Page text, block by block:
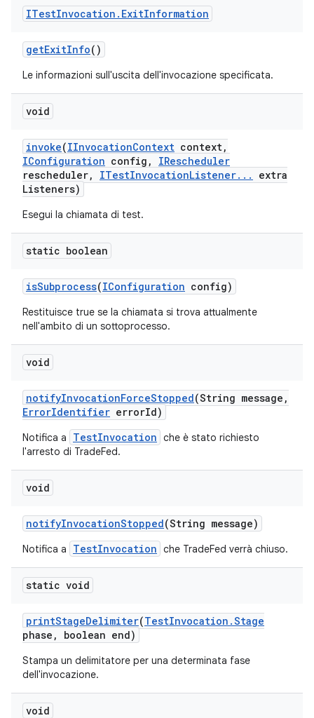
ITestInvocation . ExitInformation
getExitInfo()
Le informazioni sull'uscita dell'invocazione specificata.
void
invoke(IInvocationContext context,
IConfiguration config ,
IRescheduler
rescheduler, ITestInvocationListener. . .
extra
Listeners)
Esegui la chiamata di test.
static boolean
isSubprocess(IConfiguration config)
Restituisce true se la chiamata si trova attualmente
nell'ambito di un sottoprocesso.
void
notifyInvocationForceStopped(String message ,
ErrorIdentifier errorId)
Notifica a TestInvocation che è stato richiesto
l'arresto di TradeFed.
void
notifyInvocationStopped(String message)
Notifica a TestInvocation che TradeFed verrà chiuso.
static void
printStageDelimiter(TestInvocation .Stage
phase , boolean end)
Stampa un delimitatore per una determinata fase
dell'invocazione.
void